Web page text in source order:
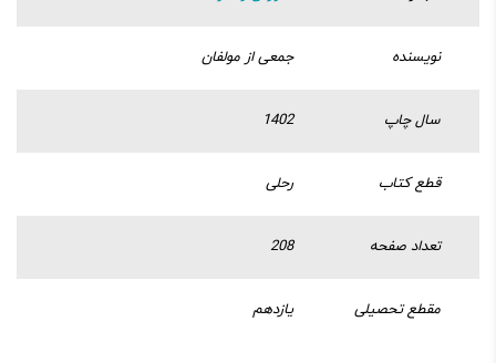
نویسنده جمعی از مولفان
سال چاپ 1402
قطع کتاب رحلی
تعداد صفحه 208
مقطع تحصیلی یازدهم